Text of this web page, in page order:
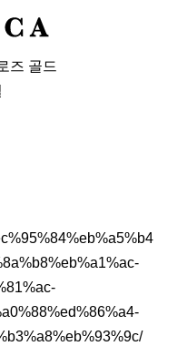
즈 골드